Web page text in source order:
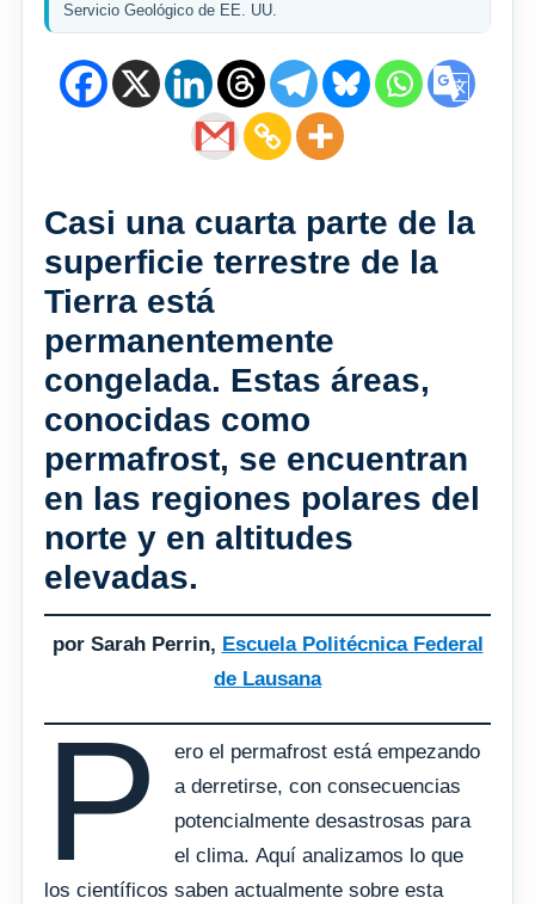
Servicio Geológico de EE. UU.
Casi una cuarta parte de la
superficie terrestre de la
Tierra está
permanentemente
congelada. Estas áreas,
conocidas como
permafrost, se encuentran
en las regiones polares del
norte y en altitudes
elevadas.
por Sarah Perrin, Escuela Politécnica Federal
de Lausana
P
ero el permafrost está empezando
a derretirse, con consecuencias
potencialmente desastrosas para
el clima. Aquí analizamos lo que
los científicos saben actualmente sobre esta